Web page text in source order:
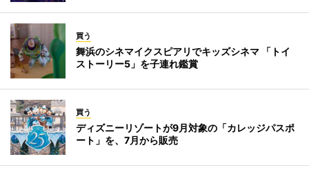
買う
舞浜のシネマイクスピアリでキッズシネマ 「トイ
ストーリー5」を子連れ鑑賞
買う
ディズニーリゾートが9月対象の「カレッジパスポ
ート」を、7月から販売